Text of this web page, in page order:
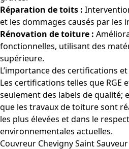
Réparation de toits :
et les dommages causés par les
Rénovation de toiture :
fonctionnelles, utilisant des
supérieure.
L’importance des certifications
Les certifications telles que RGE
seulement des labels de qualité;
que les travaux de toiture sont
les plus élevées et dans le
environnementales actuelles.
Couvreur Chevigny Saint